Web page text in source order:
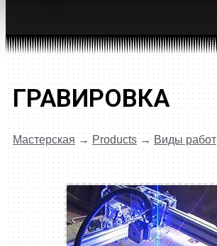
ГРАВИРОВКА
Мастерская → Products→Виды работ